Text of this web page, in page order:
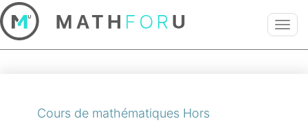
Cours de mathématiques Hors